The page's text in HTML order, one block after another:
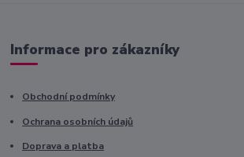
Informace pro zákazníky
Obchodní podmínky
Ochrana osobních údajů
Doprava a platba